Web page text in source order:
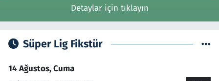
Detaylar için tıklayın
Süper Lig Fikstür
14 Ağustos, Cuma